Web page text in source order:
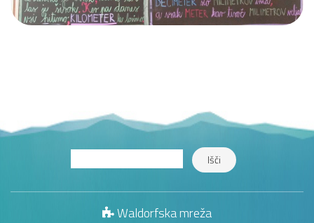
Waldorfska mreža